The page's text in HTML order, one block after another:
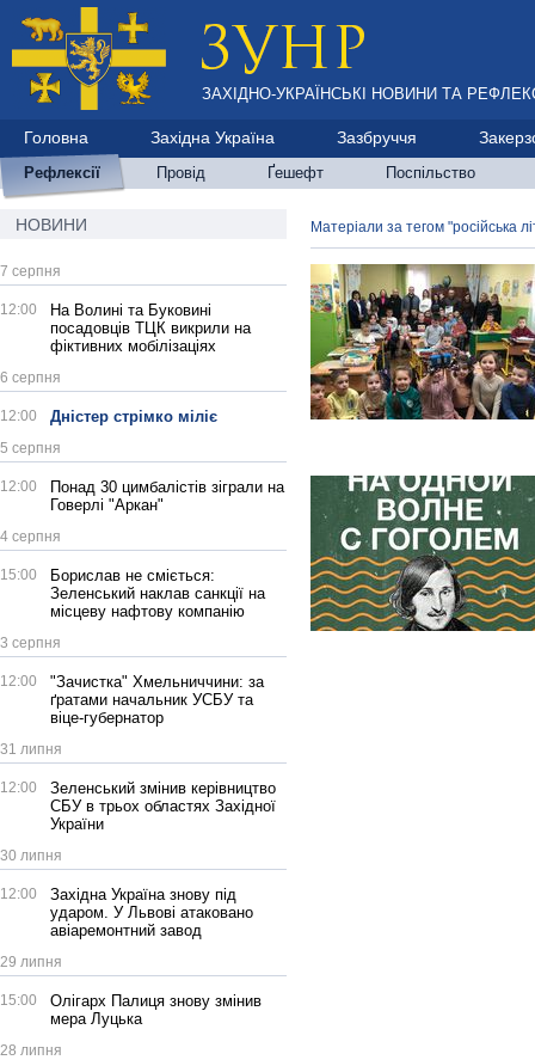
ЗАХІДНО-УКРАЇНСЬКІ НОВИНИ ТА
Головна Західна Україна Зазбруччя
Рефлексії Провід Ґешефт Поспільство
НОВИНИ
7 серпня
12:00
На Волині та Буковині
посадовців ТЦК викрили на
фіктивних мобілізаціях
6 серпня
12:00 Дністер стрімко міліє
5 серпня
12:00
Понад 30 цимбалістів зіграли на
Говерлі "Аркан"
4 серпня
15:00
Борислав не сміється:
Зеленський наклав санкції на
місцеву нафтову компанію
3 серпня
12:00
"Зачистка" Хмельниччини: за
ґратами начальник УСБУ та
віце-губернатор
31 липня
12:00
Зеленський змінив керівництво
СБУ в трьох областях Західної
України
30 липня
12:00
Західна Україна знову під
ударом. У Львові атаковано
авіаремонтний завод
29 липня
15:00
Олігарх Палиця знову змінив
мера Луцька
28 липня
Матеріали за тегом "російська